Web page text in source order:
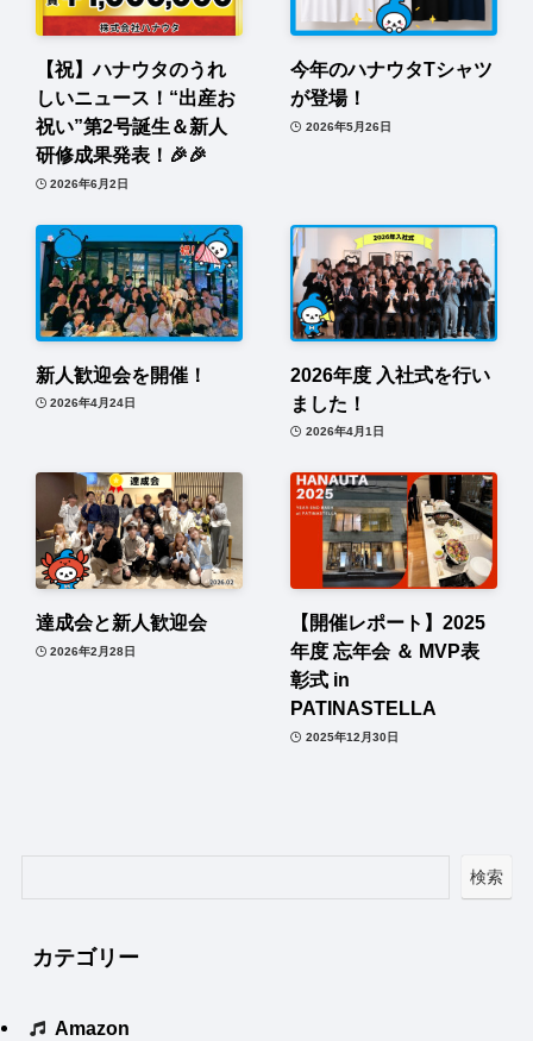
【祝】ハナウタのうれ
しいニュース！“出産お
祝い”第2号誕生＆新人
研修成果発表！🎉🎉
2026年6月2日
今年のハナウタTシャツ
が登場！
2026年5月26日
新人歓迎会を開催！
2026年4月24日
2026年度 入社式を行い
ました！
2026年4月1日
達成会と新人歓迎会
2026年2月28日
【開催レポート】2025
年度 忘年会 ＆ MVP表
彰式 in
PATINASTELLA
2025年12月30日
検索
カテゴリー
Amazon